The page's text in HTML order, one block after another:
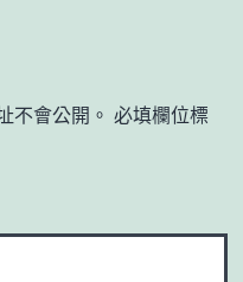
不會公開。 必填欄位標